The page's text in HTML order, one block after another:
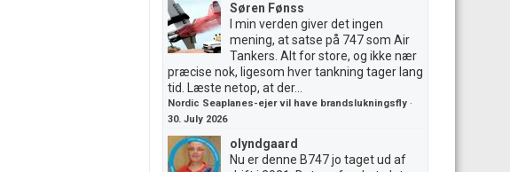
Søren Fønss
I min verden giver det ingen
mening, at satse på 747 som Air
Tankers. Alt for store, og ikke nær
præcise nok, ligesom hver tankning tager lang
tid. Læste netop, at der...
Nordic Seaplanes-ejer vil have brandslukningsfly ·
30. July 2026
olyndgaard
Nu er denne B747 jo taget ud af